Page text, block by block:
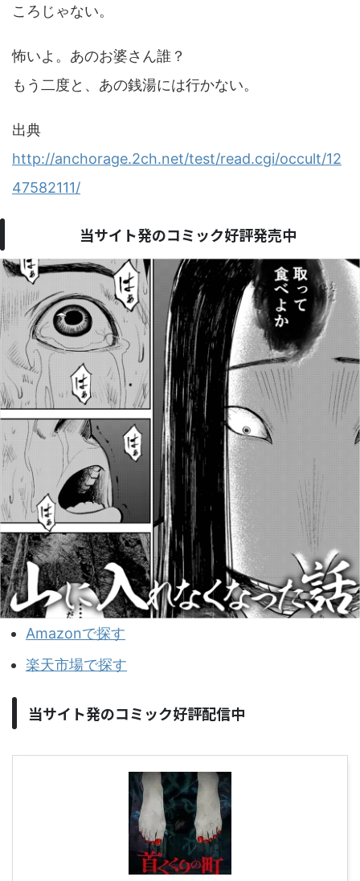
ころじゃない。
怖いよ。あのお婆さん誰？
もう二度と、あの銭湯には行かない。
出典
http://anchorage.2ch.net/test/read.cgi/occult/12
47582111/
当サイト発のコミック好評発売中
Amazonで探す
楽天市場で探す
当サイト発のコミック好評配信中